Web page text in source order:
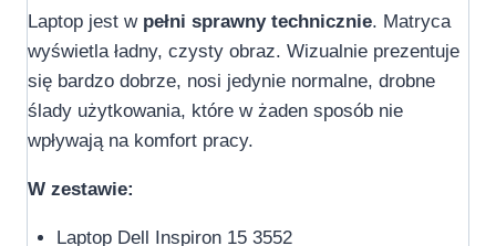
Laptop jest w pełni sprawny technicznie. Matryca
wyświetla ładny, czysty obraz. Wizualnie prezentuje
się bardzo dobrze, nosi jedynie normalne, drobne
ślady użytkowania, które w żaden sposób nie
wpływają na komfort pracy.
W zestawie:
Laptop Dell Inspiron 15 3552